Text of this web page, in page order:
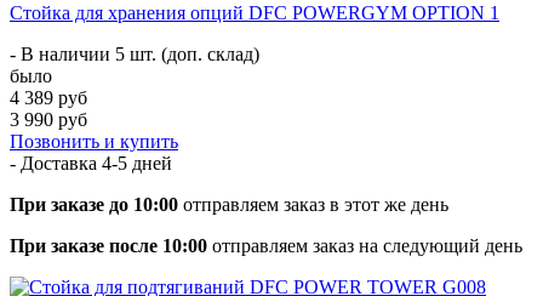
Стойка для хранения опций DFC POWERGYM OPTION 1
- В наличии 5 шт. (доп. склад)
было
4 389 руб
3 990 руб
Позвонить и купить
- Доставка 4-5 дней
При заказе до 10:00 отправляем заказ в этот же день
При заказе после 10:00 отправляем заказ на следующий день